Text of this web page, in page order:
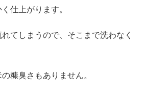
仕上がります。
てしまうので、そこまで洗わなく
糠臭さもありません。